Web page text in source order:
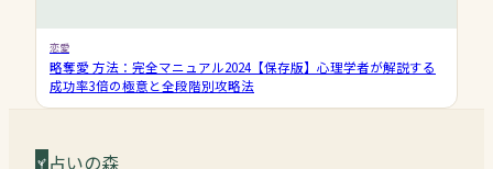
恋愛
略奪愛 方法：完全マニュアル2024【保存版】心理学者が解説する
成功率3倍の極意と全段階別攻略法
占いの森